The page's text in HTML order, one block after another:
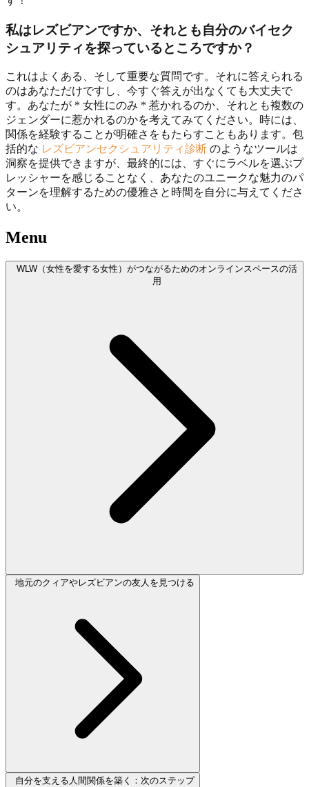
私はレズビアンですか、それとも自分のバイセク
シュアリティを探っているところですか？
これはよくある、そして重要な質問です。それに答えられる
のはあなただけですし、今すぐ答えが出なくても大丈夫で
す。あなたが * 女性にのみ * 惹かれるのか、それとも複数の
ジェンダーに惹かれるのかを考えてみてください。時には、
関係を経験することが明確さをもたらすこともあります。包
括的な レズビアンセクシュアリティ診断 のようなツールは
洞察を提供できますが、最終的には、すぐにラベルを選ぶプ
レッシャーを感じることなく、あなたのユニークな魅力のパ
ターンを理解するための優雅さと時間を自分に与えてくださ
い。
Menu
WLW（女性を愛する女性）がつながるためのオンラインスペースの活
用
地元のクィアやレズビアンの友人を見つける
自分を支える人間関係を築く：次のステップ